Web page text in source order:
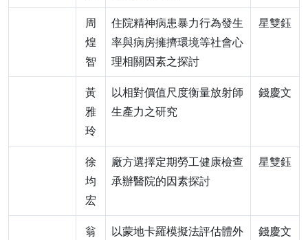
周
煌
智
住院精神病患暴力行為發生
率與病房擁擠環境等社會心
理相關因素之探討
星雙鈺
黃
雅
玲
以相對價值尺度衡量放射師
生產力之研究
錢慶文
徐
均
宏
廠方選擇定期勞工健康檢查
承辦醫院的因素探討
星雙鈺
翁
以蒙地卡羅模擬法評估體外
錢慶文